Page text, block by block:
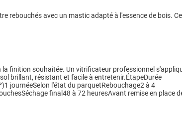
rebouchés avec un mastic adapté à l'essence de bois.
la finition souhaitée. Un vitrificateur professionnel
brillant, résistant et facile à entretenir.ÉtapeDurée
journéeSelon l'état du parquetRebouchage2 à 4
final48 à 72 heuresAvant remise en place